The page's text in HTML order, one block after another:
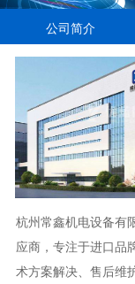
公司简介
杭州常鑫机电设备有
应商，专注于进口品
术方案解决、售后维